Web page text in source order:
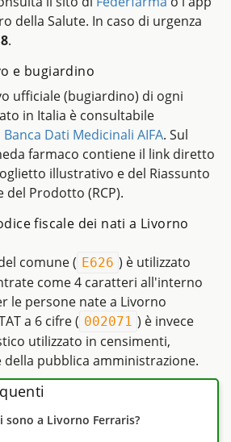
della Salute. In caso di urgenza
.
e bugiardino
ufficiale (bugiardino) di ogni
in Italia è consultabile
Banca Dati Medicinali AIFA. Sul
farmaco contiene il link diretto
illustrativo e del Riassunto
Prodotto (RCP).
fiscale dei nati a Livorno
comune ( E626 ) è utilizzato
come 4 caratteri all'interno
le persone nate a Livorno
a 6 cifre ( 002071 ) è invece
utilizzato in censimenti,
della pubblica amministrazione.
sono a Livorno Ferraris?